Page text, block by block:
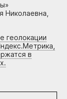
Николаевна,
геолокации
в